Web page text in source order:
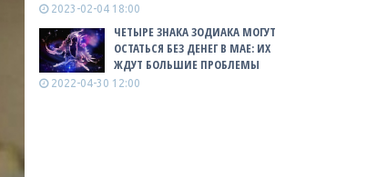
2023-02-04 18:00
ЧЕТЫРЕ ЗНАКА ЗОДИАКА МОГУТ
ОСТАТЬСЯ БЕЗ ДЕНЕГ В МАЕ: ИХ
ЖДУТ БОЛЬШИЕ ПРОБЛЕМЫ
2022-04-30 12:00